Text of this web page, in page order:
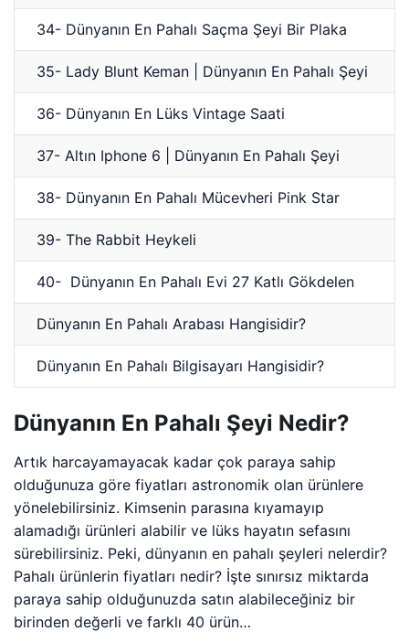
34- Dünyanın En Pahalı Saçma Şeyi Bir Plaka
35- Lady Blunt Keman | Dünyanın En Pahalı Şeyi
36- Dünyanın En Lüks Vintage Saati
37- Altın Iphone 6 | Dünyanın En Pahalı Şeyi
38- Dünyanın En Pahalı Mücevheri Pink Star
39- The Rabbit Heykeli
40- Dünyanın En Pahalı Evi 27 Katlı Gökdelen
Dünyanın En Pahalı Arabası Hangisidir?
Dünyanın En Pahalı Bilgisayarı Hangisidir?
Dünyanın En Pahalı Şeyi Nedir?
Artık harcayamayacak kadar çok paraya sahip
olduğunuza göre fiyatları astronomik olan ürünlere
yönelebilirsiniz. Kimsenin parasına kıyamayıp
alamadığı ürünleri alabilir ve lüks hayatın sefasını
sürebilirsiniz. Peki, dünyanın en pahalı şeyleri nelerdir?
Pahalı ürünlerin fiyatları nedir? İşte sınırsız miktarda
paraya sahip olduğunuzda satın alabileceğiniz bir
birinden değerli ve farklı 40 ürün…